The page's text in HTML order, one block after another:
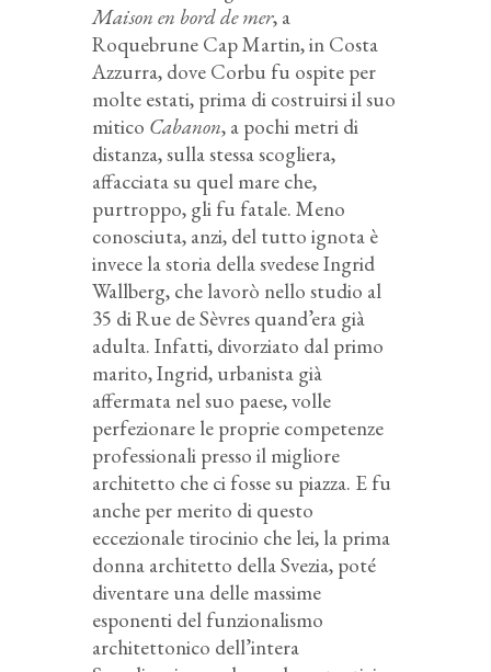
Maison en bord de mer, a
Roquebrune Cap Martin, in Costa
Azzurra, dove Corbu fu ospite per
molte estati, prima di costruirsi il suo
mitico Cabanon, a pochi metri di
distanza, sulla stessa scogliera,
affacciata su quel mare che,
purtroppo, gli fu fatale. Meno
conosciuta, anzi, del tutto ignota è
invece la storia della svedeseIngrid
Wallberg, che lavorò nello studio al
35 di Rue de Sèvres quand’era già
adulta. Infatti, divorziato dal primo
marito, Ingrid, urbanista già
affermata nel suo paese, volle
perfezionare le proprie competenze
professionali presso il migliore
architetto che ci fosse su piazza. E fu
anche per merito di questo
eccezionale tirocinio che lei, la prima
donna architetto della Svezia, poté
diventare una delle massime
esponenti del funzionalismo
architettonico dell’intera